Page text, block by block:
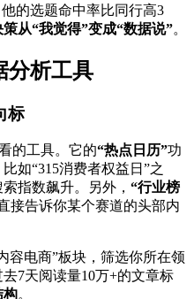
的选题命中率比同行高3
策从“我觉得”变成“数据说”。
分析工具
标
的工具。它的“热点日历”功
如“315消费者权益日”之
指数飙升。另外， “行业榜
接告诉你某个赛道的头部内
容电商”板块，筛选你所在领
7天阅读量10万+的文章标
构。